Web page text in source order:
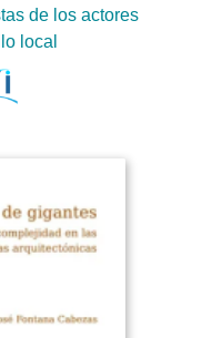
de los actores
local